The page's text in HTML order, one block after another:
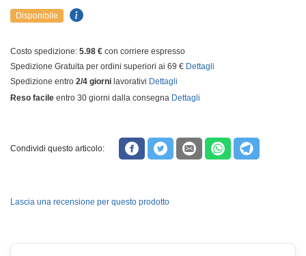
Disponibile
Costo spedizione: 5.98 € con corriere espresso
Spedizione Gratuita per ordini superiori ai 69 € Dettagli
Spedizione entro 2/4 giorni lavorativi Dettagli
Reso facile entro 30 giorni dalla consegna Dettagli
Condividi questo articolo:
Lascia una recensione per questo prodotto